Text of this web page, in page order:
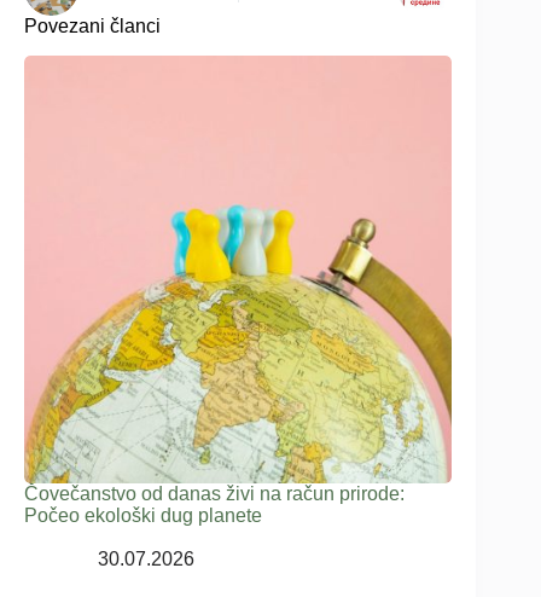
Povezani članci
Čovečanstvo od danas živi na račun prirode:
Počeo ekološki dug planete
30.07.2026